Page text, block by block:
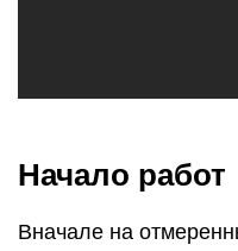
Начало работ
Вначале на